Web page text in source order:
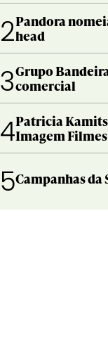
2Pandora
head
3Grupo
comercial
4Patricia
Imagem Filmes
5Campanhas da